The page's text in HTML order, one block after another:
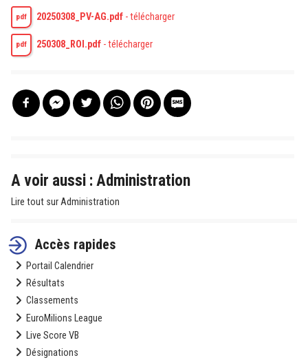
pdf 20250308_PV-AG.pdf-télécharger
pdf 250308_ROI.pdf-télécharger
A voir aussi : Administration
Lire tout sur Administration
Accès rapides
Portail Calendrier
Résultats
Classements
EuroMilions League
Live Score VB
Désignations